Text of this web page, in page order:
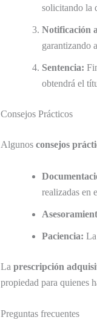
solicitando la
Notificación
garantizando
Sentencia:
obtendrá el
Consejos Prácticos
Algunos consejos
realizadas en
Paciencia:
La prescripción
propiedad para quienes
Preguntas frecuentes